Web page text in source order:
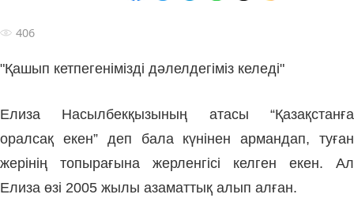
406
"Қашып кетпегенімізді дәлелдегіміз келеді"
Елиза Насылбекқызының атасы “Қазақстанға
оралсақ екен” деп бала күнінен армандап, туған
жерінің топырағына жерленгісі келген екен. Ал
Елиза өзі 2005 жылы азаматтық алып алған.